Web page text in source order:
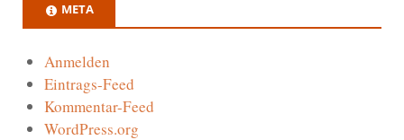
META
Anmelden
Eintrags-Feed
Kommentar-Feed
WordPress.org